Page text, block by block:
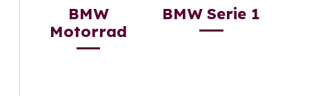
BMW
Motorrad
BMW Serie 1